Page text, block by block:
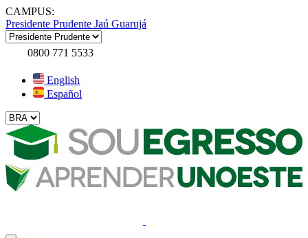
CAMPUS:
Presidente Prudente Jaú Guarujá
0800 771 5533
English
Español